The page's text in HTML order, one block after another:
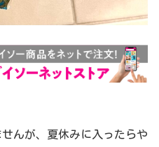
んが、夏休みに入ったらや